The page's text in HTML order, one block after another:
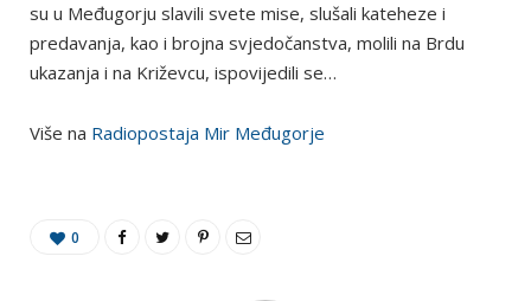
su u Međugorju slavili svete mise, slušali kateheze i
predavanja, kao i brojna svjedočanstva, molili na Brdu
ukazanja i na Križevcu, ispovijedili se…
Više na Radiopostaja Mir Međugorje
0